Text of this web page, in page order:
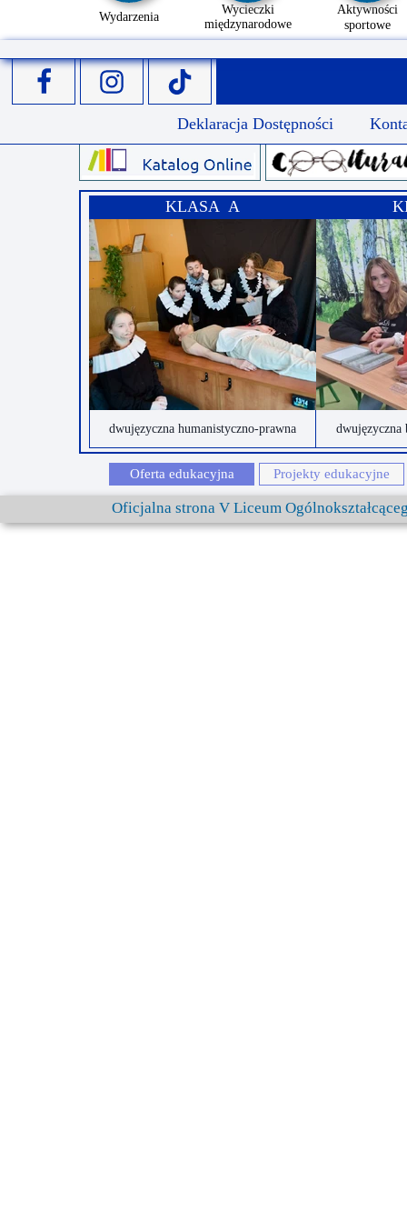
KLASA A
dwujęzyczna
dwujęzyczna humanistyczno-prawna
Deklaracja Dostępności
Projekty edukacyjne
Oferta edukacyjna
Oficjalna strona V Liceum
Aktywności
sportowe
Wycieczki
międzynarodowe
Wydarzenia